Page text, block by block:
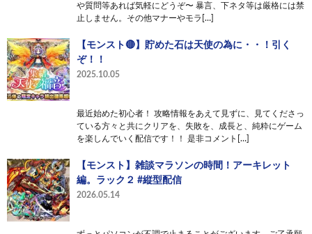
や質問等あれば気軽にどうぞ〜 暴言、下ネタ等は厳格には禁
止しません。その他マナーやモラ[…]
【モンスト🔴】貯めた石は天使の為に・・！引く
ぞ！！
2025.10.05
最近始めた初心者！ 攻略情報をあえて見ずに、見てくださっ
ている方々と共にクリアを、失敗を、成長と、純粋にゲーム
を楽しんでいく配信です！！ 是非コメント[…]
【モンスト】雑談マラソンの時間！アーキレット
編。ラック２ #縦型配信
2026.05.14